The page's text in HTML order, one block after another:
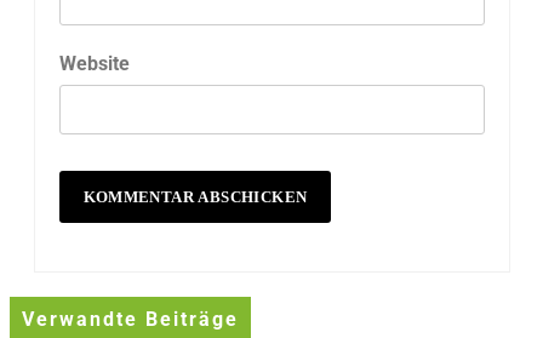
Website
Verwandte Beiträge